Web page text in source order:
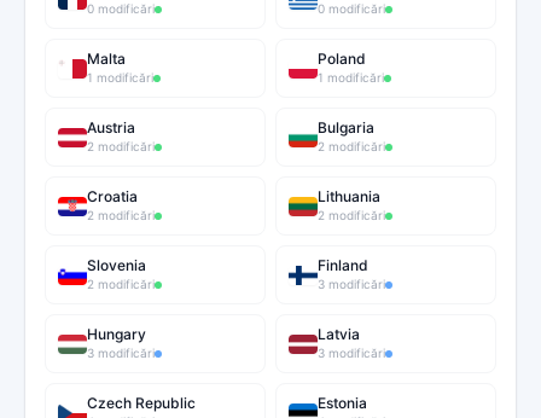
0 modificări 0 modificări
Malta
1 modificări
Poland
1 modificări
Austria
2 modificări
Bulgaria
2 modificări
Croatia
2 modificări
Lithuania
2 modificări
Slovenia
2 modificări
Finland
3 modificări
Hungary
3 modificări
Latvia
3 modificări
Czech Republic Estonia